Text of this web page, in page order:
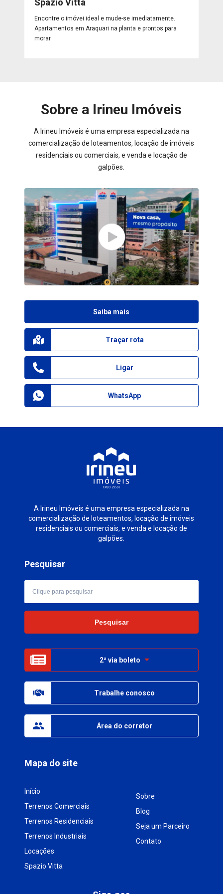
Spazio Vitta
Encontre o imóvei ideal e mude-se imediatamente.
Apartamentos em Araquari na planta e prontos para
morar.
Sobre a Irineu Imóveis
A Irineu Imóveis é uma empresa especializada na
comercialização de loteamentos, locação de imóveis
residenciais ou comerciais, e venda e locação de
galpões.
Saiba mais
Traçar rota
Ligar
WhatsApp
A Irineu Imóveis é uma empresa especializada na
comercialização de loteamentos, locação de imóveis
residenciais ou comerciais, e venda e locação de
galpões.
Mapa do site
Início
Terrenos Comerciais
Terrenos Residenciais
Terrenos Industriais
Locações
Spazio Vitta
Sobre
Blog
Seja um Parceiro
Contato
Pesquisar
2ª via boleto
Trabalhe conosco
Área do corretor